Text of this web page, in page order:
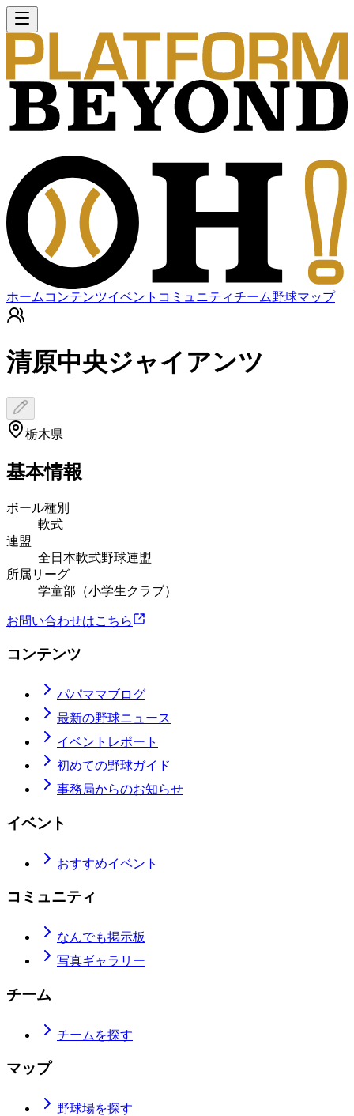
ホーム コンテンツイベント コミュニティチーム野球マップ
清原中央ジャイアンツ
栃木県
基本情報
ボール種別
軟式
連盟
全日本軟式野球連盟
所属リーグ
学童部（小学生クラブ）
お問い合わせはこちら
コンテンツ
パパママブログ
最新の野球ニュース
イベントレポート
初めての野球ガイド
事務局からのお知らせ
イベント
おすすめイベント
コミュニティ
なんでも掲示板
写真ギャラリー
チーム
チームを探す
マップ
野球場を探す